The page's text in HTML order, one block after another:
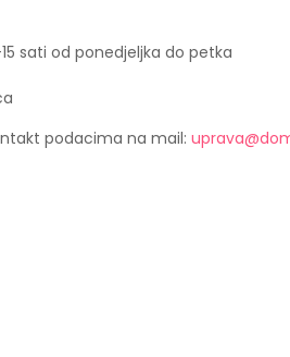
sati od ponedjeljka do petka
podacima na mail: